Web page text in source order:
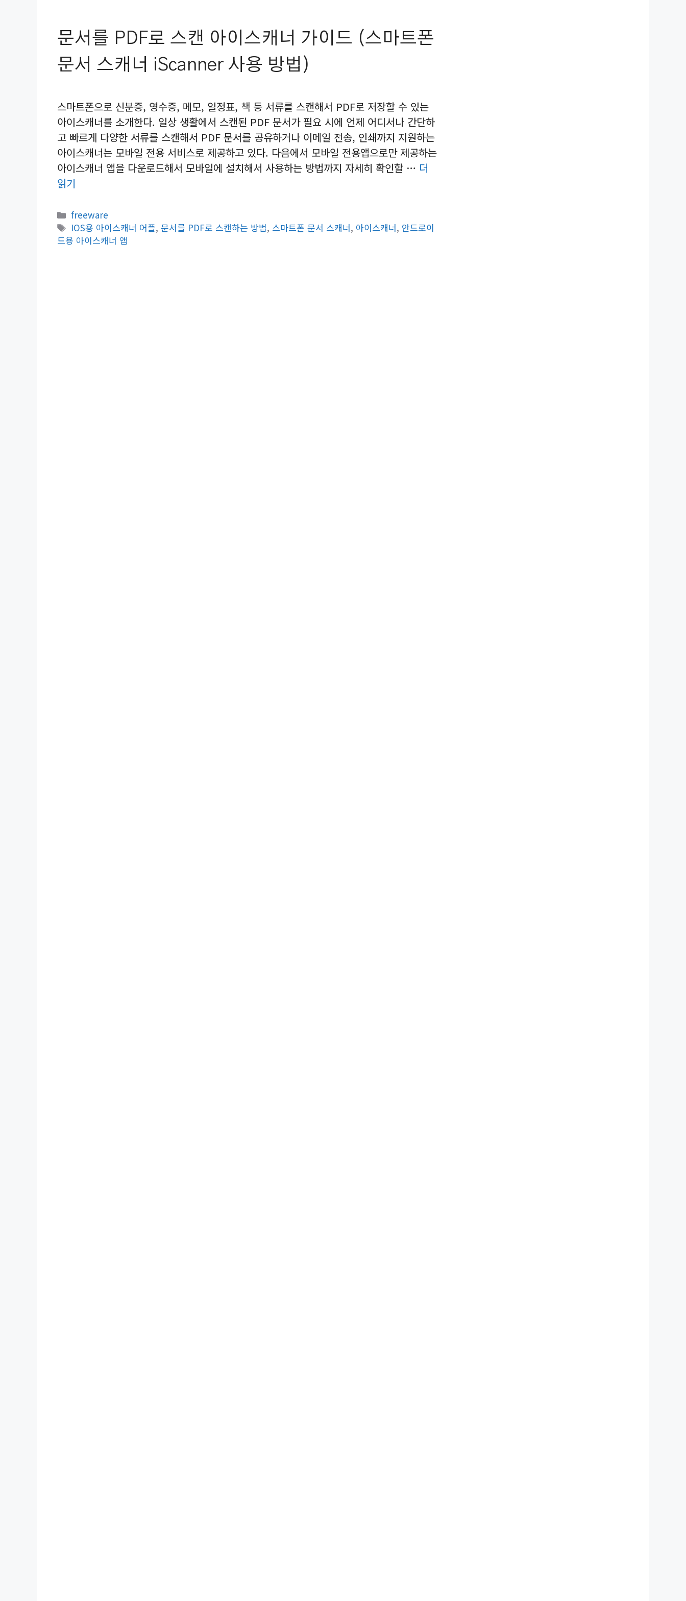
문서를 PDF로 스캔 아이스캐너 가이드 (스마트폰
문서 스캐너 iScanner 사용 방법)
스마트폰으로 신분증, 영수증, 메모, 일정표, 책 등 서류를 스캔해서 PDF로 저장할 수 있는
아이스캐너를 소개한다. 일상 생활에서 스캔된 PDF 문서가 필요 시에 언제 어디서나 간단하
고 빠르게 다양한 서류를 스캔해서 PDF 문서를 공유하거나 이메일 전송, 인쇄까지 지원하는
아이스캐너는 모바일 전용 서비스로 제공하고 있다. 다음에서 모바일 전용앱으로만 제공하는
아이스캐너 앱을 다운로드해서 모바일에 설치해서 사용하는 방법까지 자세히 확인할 … 더
읽기
카
테
고
freeware
태
그
IOS용 아이스캐너 어플,문서를 PDF로 스캔하는 방법, 스마트폰 문서 스캐너, 아이스캐너, 안드로이
드용 아이스캐너 앱